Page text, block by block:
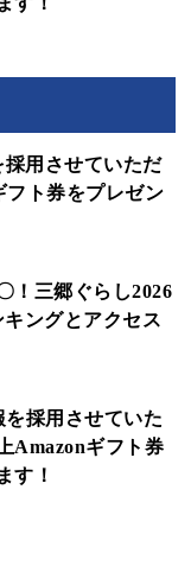
用させていただ
フト券をプレゼン
！三郷ぐらし2026
ングとアクセス
を採用させていた
Amazonギフト券
す！